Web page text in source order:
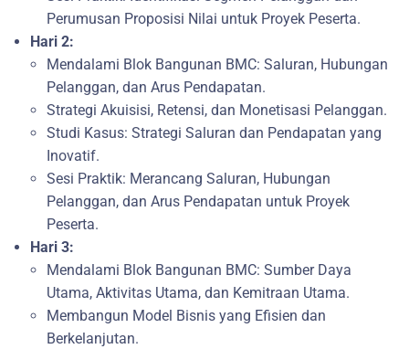
Perumusan Proposisi Nilai untuk Proyek Peserta.
Hari 2:
Mendalami Blok Bangunan BMC: Saluran, Hubungan
Pelanggan, dan Arus Pendapatan.
Strategi Akuisisi, Retensi, dan Monetisasi Pelanggan.
Studi Kasus: Strategi Saluran dan Pendapatan yang
Inovatif.
Sesi Praktik: Merancang Saluran, Hubungan
Pelanggan, dan Arus Pendapatan untuk Proyek
Peserta.
Hari 3:
Mendalami Blok Bangunan BMC: Sumber Daya
Utama, Aktivitas Utama, dan Kemitraan Utama.
Membangun Model Bisnis yang Efisien dan
Berkelanjutan.